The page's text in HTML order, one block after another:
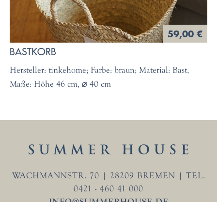
59,00 €
BASTKORB
Hersteller: tinkehome; Farbe: braun; Material: Bast,
Maße: Höhe 46 cm, ⌀ 40 cm
WACHMANNSTR. 70 | 28209 BREMEN | TEL.
0421 - 460 41 000